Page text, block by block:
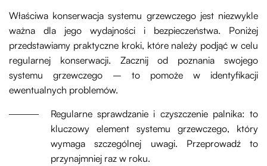
Właściwa konserwacja systemu grzewczego jest niezwykle
ważna dla jego wydajności i bezpieczeństwa. Poniżej
przedstawiamy praktyczne kroki, które należy podjąć w celu
regularnej konserwacji. Zacznij od poznania swojego
systemu grzewczego – to pomoże w identyfikacji
ewentualnych problemów.
Regularne sprawdzanie i czyszczenie palnika: to
kluczowy element systemu grzewczego, który
wymaga szczególnej uwagi. Przeprowadź to
przynajmniej raz w roku.